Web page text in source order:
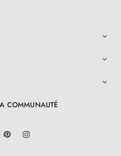



COMMUNAUTÉ
YouTube Pinterest